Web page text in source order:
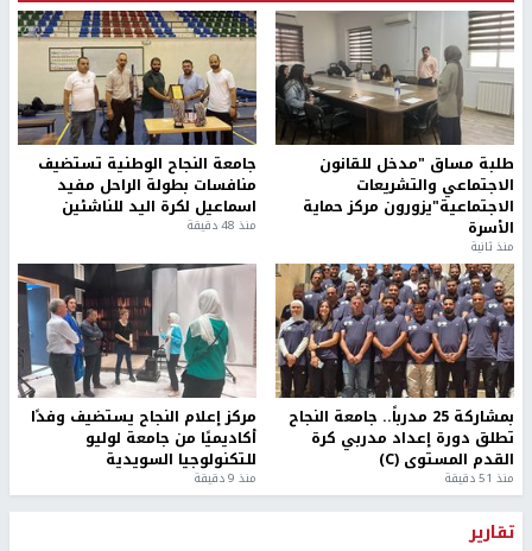
طلبة مساق "مدخل للقانون
الاجتماعي والتشريعات
الاجتماعية"يزورون مركز حماية
الأسرة
منذ ثانية
جامعة النجاح الوطنية تستضيف
منافسات بطولة الراحل مفيد
اسماعيل لكرة اليد للناشئين
منذ 48 دقيقة
بمشاركة 25 مدرباً.. جامعة النجاح
تطلق دورة إعداد مدربي كرة
القدم المستوى (C)
منذ 51 دقيقة
مركز إعلام النجاح يستضيف وفدًا
أكاديميًا من جامعة لوليو
للتكنولوجيا السويدية
منذ 9 دقيقة
تقارير